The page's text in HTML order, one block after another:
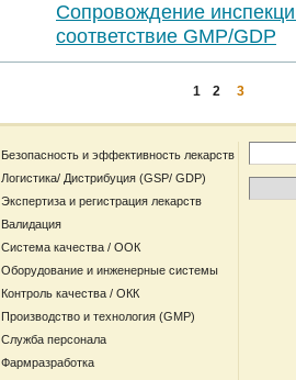
Сопровождение
соответствие GMP/GDP
1 2 3
Безопасность и эффективность лекарств
Логистика/ Дистрибуция (GSP/ GDP)
Экспертиза и регистрация лекарств
Валидация
Система качества / ООК
Оборудование и инженерные системы
Контроль качества / ОКК
Производство и технология (GMP)
Служба персонала
Фармразработка